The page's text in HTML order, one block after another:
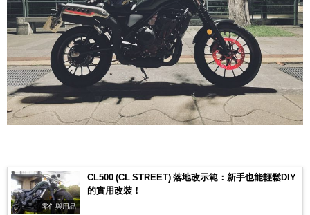
零件與用品
CL500 (CL STREET) 落地改示範：新手也能輕鬆DIY
的實用改裝！